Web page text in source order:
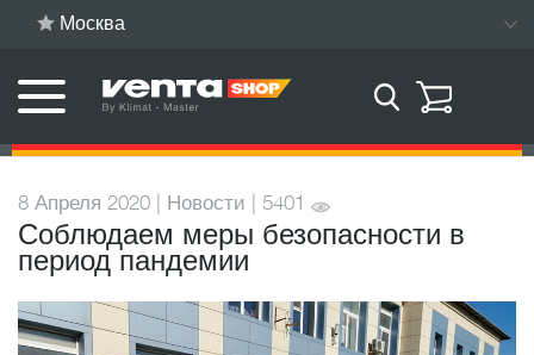
Москва
8 Апреля 2020 | Новости | 5401
Соблюдаем меры безопасности в
период пандемии